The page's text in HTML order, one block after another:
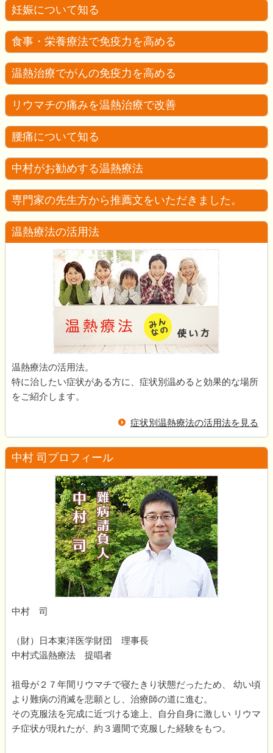
妊娠について知る
食事・栄養療法で免疫力を高める
温熱治療でがんの免疫力を高める
リウマチの痛みを温熱治療で改善
腰痛について知る
中村がお勧めする温熱療法
専門家の先生方から推薦文をいただきました。
温熱療法の活用法
温熱療法の活用法。
特に治したい症状がある方に、症状別温めると効果的な場所
をご紹介します。
症状別温熱療法の活用法を見る
中村 司プロフィール
中村 司
（財）日本東洋医学財団 理事長
中村式温熱療法 提唱者
祖母が２７年間リウマチで寝たきり状態だったため、 幼い頃
より難病の消滅を悲願とし、治療師の道に進む。
その克服法を完成に近づける途上、自分自身に激しい リウマ
チ症状が現れたが、約３週間で克服した経験をもつ。